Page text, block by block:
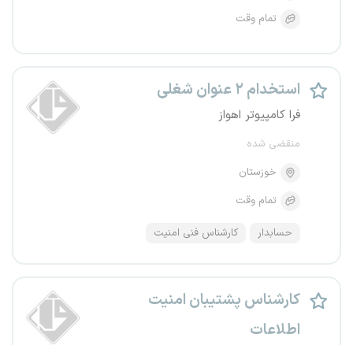
تمام وقت
استخدام ۲ عنوان شغلی
فرا کامپیوتر اهواز
منقضی شده
خوزستان
تمام وقت
حسابدار کارشناس فنی امنیت
کارشناس پشتیبان امنیت
اطلاعات